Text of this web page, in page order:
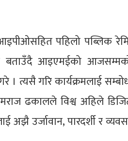
पहिलो पब्लिक
आइएमईको आजसम्मको
। त्यसै गरि कार्यक्रमलाई
ढकालले विश्व अहिले
अझै उर्जावान, पारदर्शी र